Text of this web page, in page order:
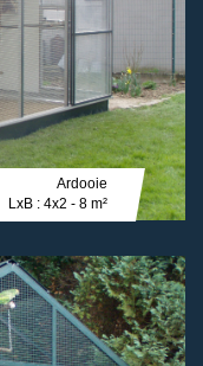
Ardooie
LxB : 4x2 - 8 m²